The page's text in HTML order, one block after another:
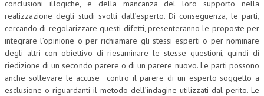
conclusioni illogiche, e della mancanza del loro supporto nella
realizzazione degli studi svolti dall’esperto. Di conseguenza, le parti,
cercando di regolarizzare questi difetti, presenteranno le proposte per
integrare l’opinione o per richiamare gli stessi esperti o per nominare
degli altri con obiettivo di riesaminare le stesse questioni, quindi di
riedizione di un secondo parere o di un parere nuovo. Le parti possono
anche sollevare le accuse contro il parere di un esperto soggetto a
esclusione o riguardanti il metodo dell’indagine utilizzati dal perito. Le